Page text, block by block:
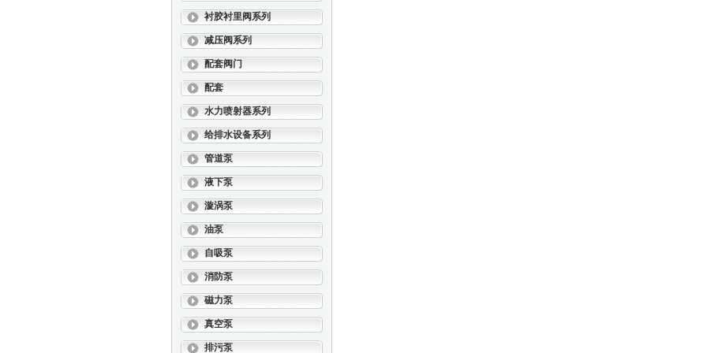
衬胶衬里阀系列
减压阀系列
配套阀门
配套
水力喷射器系列
给排水设备系列
管道泵
液下泵
漩涡泵
油泵
自吸泵
消防泵
磁力泵
真空泵
排污泵